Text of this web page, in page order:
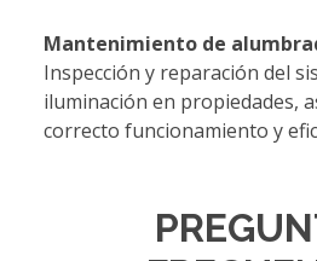
Mantenimiento de
Inspección y reparación del
iluminación en propiedades,
correcto funcionamiento y